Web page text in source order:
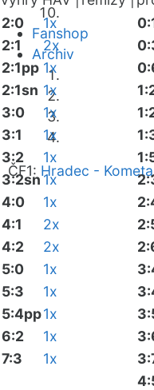
Fanshop
Archiv
ČF1: Hradec -
2:0
1x
2:1
2x
2:1pp 1x
2:1sn 1x
3:0
1x
3:1
1x
3:2
1x
3:2sn 1x
4:0
1x
4:1
2x
4:2
2x
5:0
1x
5:3
1x
5:4pp1x
6:2
1x
7:3
1x